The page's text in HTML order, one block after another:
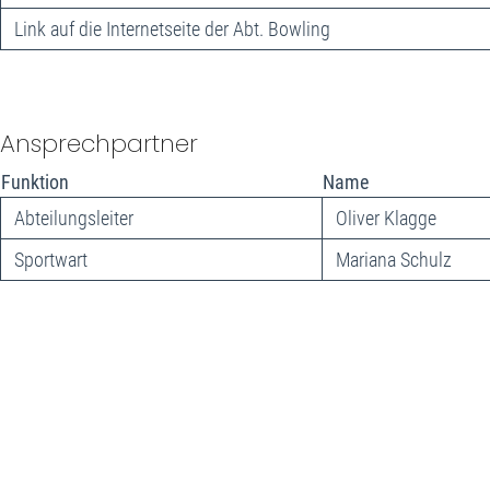
Link auf die Internetseite der Abt. Bowling
Ansprechpartner
Funktion
Name
Abteilungsleiter
Oliver Klagge
Sportwart
Mariana Schulz